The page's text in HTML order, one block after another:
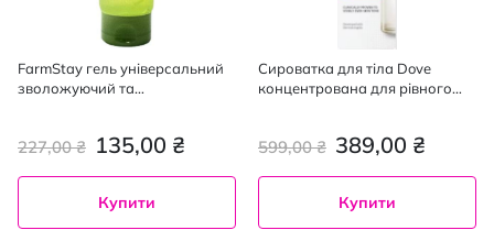
FarmStay гель універсальний
зволожуючий та
135,00 ₴
227,00 ₴
Купити
Сироватка для тіла Dove
концентрована для рівного
389,00 ₴
599,00 ₴
Купити